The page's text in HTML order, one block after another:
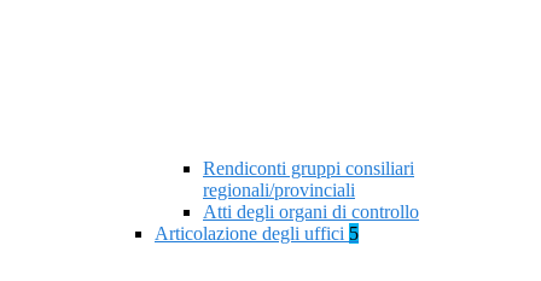
Rendiconti gruppi consiliari
regionali/provinciali
Atti degli organi di controllo
Articolazione degli uffici 5